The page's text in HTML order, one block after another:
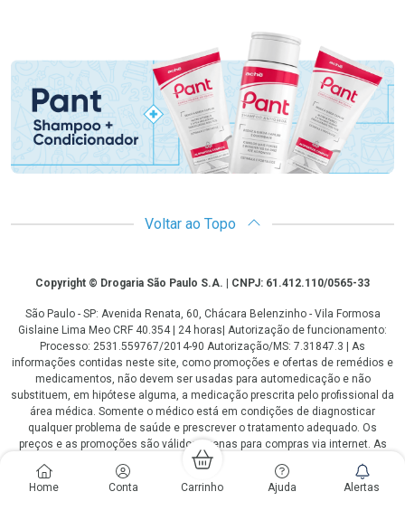
Home Conta Carrinho Ajuda Alertas
Voltar ao Topo
CopyrightCopyright © Drogaria São Paulo S.A. | CNPJ: 61.412.110/0565-33
São Paulo - SP: Avenida Renata, 60, Chácara Belenzinho - Vila Formosa
Gislaine Lima Meo CRF 40.354 | 24 horas| Autorização de funcionamento:
Processo: 2531.559767/2014-90 Autorização/MS: 7.31847.3 | As
informações contidas neste site, como promoções e ofertas de remédios e
medicamentos, não devem ser usadas para automedicação e não
substituem, em hipótese alguma, a medicação prescrita pelo profissional da
área médica. Somente o médico está em condições de diagnosticar
qualquer problema de saúde e prescrever o tratamento adequado. Os
preços e as promoções são válidos apenas para compras via internet. As
fotos contidas em nosso site são meramente ilustrativas. *Preços e
disponibilidade sujeitos a alterações no decorrer do dia. Antibióticos e
antimicrobianos vendas apenas em lojas físicas ou televendas. Portaria nº